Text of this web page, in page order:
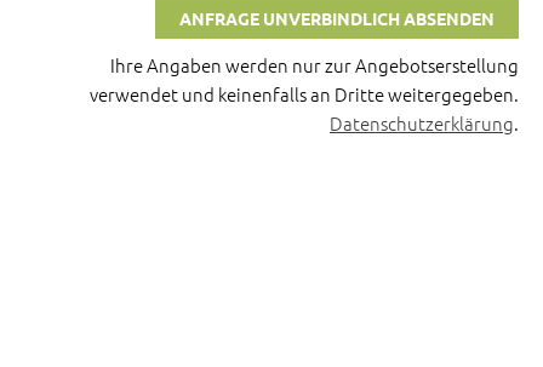
Ihre Angaben werden nur zur Angebotserstellung
verwendet und keinenfalls an Dritte weitergegeben.
Datenschutzerklärung.